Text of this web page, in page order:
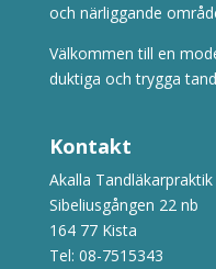
och närliggande
Välkommen till en
duktiga och trygga
Kontakt
Akalla Tandläkarpraktik
Sibeliusgången 22 nb
164 77 Kista
Tel: 08-7515343